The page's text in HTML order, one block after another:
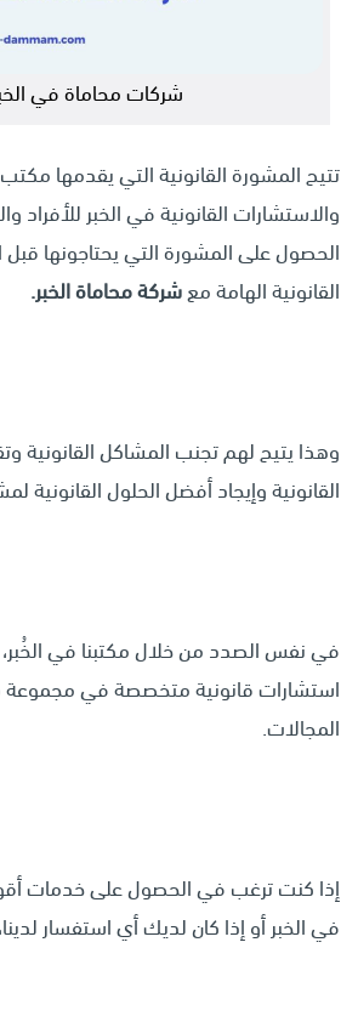
شركات محاماة في
تتيح المشورة القانونية التي يقدمها
والاستشارات القانونية في الخبر للأفراد
الحصول على المشورة التي يحتاجونها قبل
القانونية الهامة معشركة محاماة الخبر.
وهذا يتيح لهم تجنب المشاكل القانونية
القانونية وإيجاد أفضل الحلول القانونية
في نفس الصدد من خلال مكتبنا في
استشارات قانونية متخصصة في مجموعة
المجالات.
إذا كنت ترغب في الحصول على خدمات
في الخبر أو إذا كان لديك أي استفسار